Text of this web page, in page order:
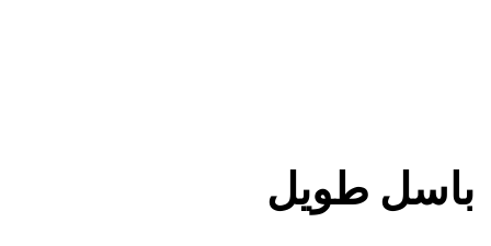
باسل طويل